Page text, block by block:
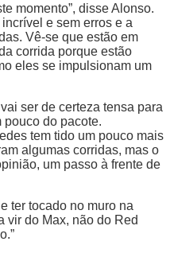
momento”, disse Alonso.
e sem erros e a
Vê-se que estão em
corrida porque estão
eles se impulsionam um
ser de certeza tensa para
pouco do pacote.
tem tido um pouco mais
algumas corridas, mas o
um passo à frente de
ter tocado no muro na
vir do Max, não do Red